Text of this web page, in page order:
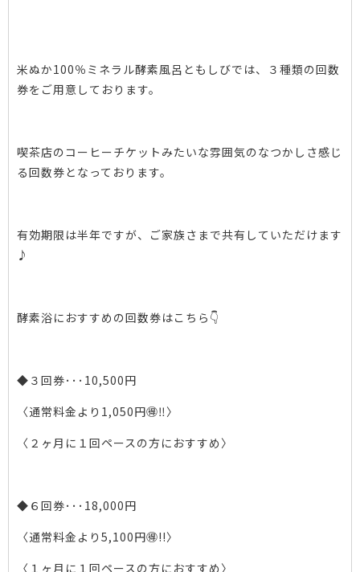
米ぬか100％ミネラル酵素風呂ともしびでは、３種類の回数
券をご用意しております。
喫茶店のコーヒーチケットみたいな雰囲気のなつかしさ感じ
る回数券となっております。
有効期限は半年ですが、ご家族さまで共有していただけます
♪
酵素浴におすすめの回数券はこちら👇
◆３回券･･･10,500円
〈通常料金より1,050円🉐‼〉
〈２ヶ月に１回ペースの方におすすめ〉
◆６回券･･･18,000円
〈通常料金より5,100円🉐!!〉
〈１ヶ月に１回ペースの方におすすめ〉